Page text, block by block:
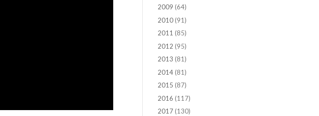
2009 (64)
2010 (91)
2011 (85)
2012 (95)
2013 (81)
2014 (81)
2015 (87)
2016 (117)
2017 (130)